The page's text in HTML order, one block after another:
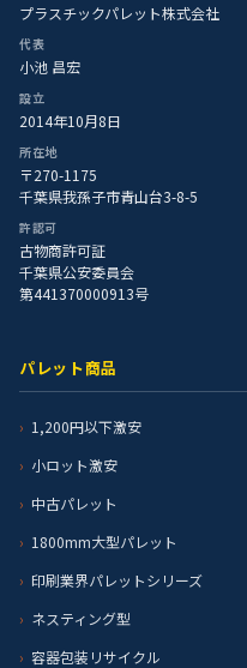
プラスチックパレット株式会社
代表
小池 昌宏
設立
2014年10月8日
所在地
〒270-1175
千葉県我孫子市青山台3-8-5
許認可
古物商許可証
千葉県公安委員会
第441370000913号
パレット商品
1,200円以下激安
小ロット激安
中古パレット
1800mm大型パレット
印刷業界パレットシリーズ
ネスティング型
容器包装リサイクル